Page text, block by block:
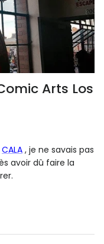
Arts Los
CALA , je ne savais pas
avoir dû faire la